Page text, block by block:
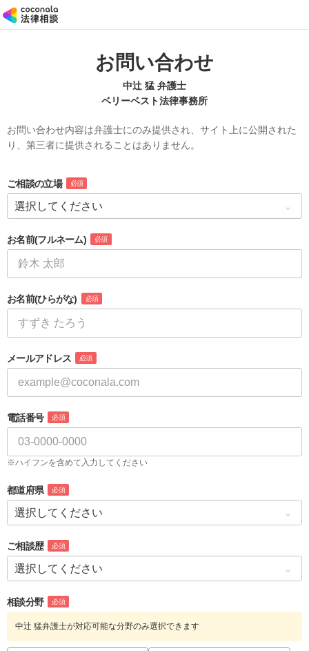
お問い合わせ
中辻 猛 弁護士
ベリーベスト法律事務所
お問い合わせ内容は弁護士にのみ提供され、サイト上に公開された
り、第三者に提供されることはありません。
ご相談の立場 必須
お名前(フルネーム) 必須
お名前(ひらがな) 必須
メールアドレス 必須
電話番号 必須
※ハイフンを含めて入力してください
都道府県 必須
ご相談歴 必須
相談分野 必須
中辻 猛弁護士が対応可能な分野のみ選択できます